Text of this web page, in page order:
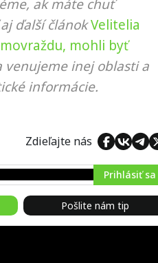
ak máte chuť
ďalší článokVelitelia
mohli byť
venujeme inej oblasti a
informácie.
Zdieľajte nás
Prihlásiť sa
Pošlite nám tip